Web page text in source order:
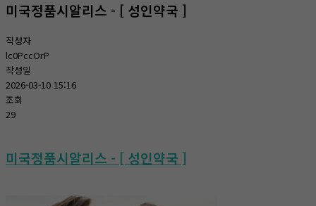
미국정품시알리스 - [ 성인약국 ]
작성자
lc0PccOrP
작성일
2026-03-10 15:16
조회
29
미국정품시알리스 - [ 성인약국 ]